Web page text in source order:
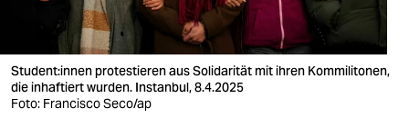
veranstaltungen
shop
Stu­den­t:in­nen protestieren aus Solidarität mit ihren Kommilitonen,
die inhaftiert wurden. Instanbul, 8.4.2025
Foto: Francisco Seco/ap